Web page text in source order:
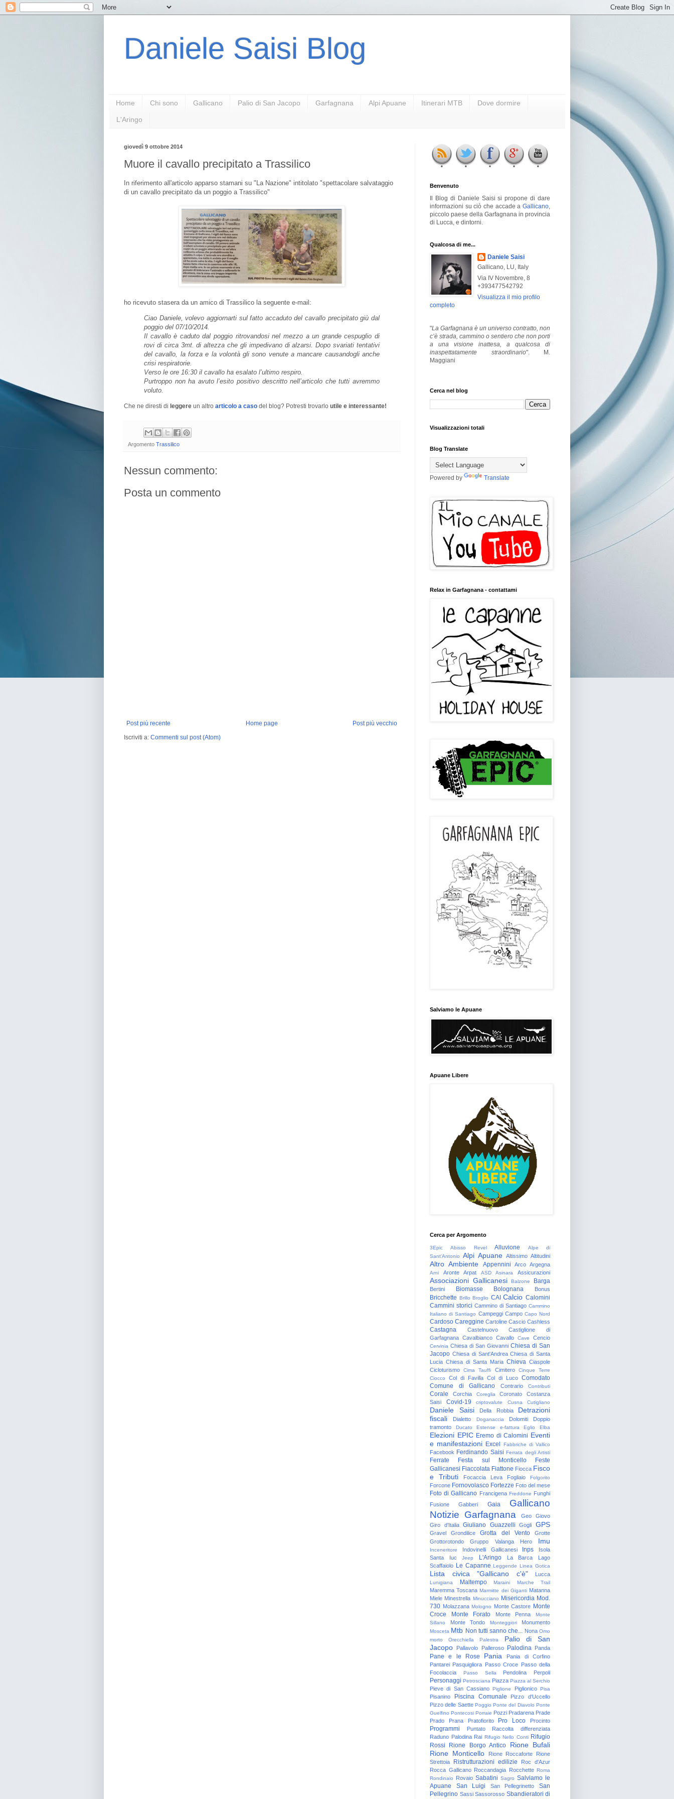
Daniele Saisi Blog
Home Chi sono Gallicano Palio di San Jacopo Garfagnana Alpi Apuane Itinerari MTB Dove dormire
L'Aringo
giovedì 9 ottobre 2014
Muore il cavallo precipitato a Trassilico
In riferimento all'articolo apparso stamani su "La Nazione" intitolato "spettacolare salvataggio
di un cavallo precipitato da un poggio a Trassilico"
ho ricevuto stasera da un amico di Trassilico la seguente e-mail:
Ciao Daniele, volevo aggiornarti sul fatto accaduto del cavallo precipitato giù dal
poggio del 07/10/2014.
Il cavallo è caduto dal poggio ritrovandosi nel mezzo a un grande cespuglio di
rovi di circa 3mt. di altezza che gli impedivano di alzarsi. Dopo svariati tentativi
del cavallo, la forza e la volontà gli sono venute a mancare causandogli anche
crisi respiratorie.
Verso le ore 16:30 il cavallo ha esalato l’ultimo respiro.
Purtroppo non ha avuto l’esito positivo descritto nell’articolo che tutti avremmo
voluto.
Che ne diresti di leggere un altro articolo a caso del blog? Potresti trovarlo utile e interessante!
Argomento Trassilico
Nessun commento:
Posta un commento
Post più recente Post più vecchio
Home page
Iscriviti a: Commenti sul post (Atom)
Benvenuto
Il Blog di Daniele Saisi si propone di dare
informazioni su ciò che accade a Gallicano
piccolo paese della Garfagnana in provincia
di Lucca, e dintorni.
Qualcosa di me...
Daniele Saisi
Gallicano, LU, Italy
Via IV Novembre, 8
+393477542792
Visualizza il mio profilo
completo
"La Garfagnana è un universo contratto, non
c’è strada, cammino o sentiero che non porti
a una visione inattesa, a qualcosa di
inaspettatamente straordinario". M.
Maggiani
Cerca nel blog
Visualizzazioni totali
Blog Translate
Powered by Translate
Relax in Garfagnana - contattami
Salviamo le Apuane
Apuane Libere
Cerca per Argomento
3Epic Abisso Revel Alluvione
Alpe di
Sant'Antonio
Alpi Apuane Altissimo Altitudini
Altro Ambiente Appennini Arco Argegna
Arni Aronte Arpat ASD Asinara Assicurazioni
Associazioni Gallicanesi Balzone Barga
Bertini Biomasse Bolognana Bonus
Bricchette Brillo Broglio CAI Calcio Calomini
Cammini storici Cammino di Santiago Cammino
Italiano di Santiago Campeggi Campo Capo Nord
Cardoso Careggine Cartoline Cascio Cashless
Castagna Castelnuovo
Castiglione di
Garfagnana Cavalbianco Cavallo Cave Cencio
Cervinia Chiesa di San Giovanni Chiesa di San
Jacopo Chiesa di Sant'Andrea Chiesa di Santa
Lucia Chiesa di Santa Maria Chieva Ciaspole
Cicloturismo
Cima Tauffi Cimitero
Cinque Terre
Ciocco
Col di Favilla Col di Luco Comodato
Comune di Gallicano
Contrario Contributi
Corale Corchia Coreglia Coronato
Costanza
Saisi
Covid-19 criptovalute Cusna Cutigliano
Daniele Saisi Della Robbia
Detrazioni
fiscali
Dialetto Doganaccia Dolomiti
Doppio
tramonto
Ducato Estense e-fattura Eglio Elba
Elezioni EPIC Eremo di Calomini Eventi
e manifestazioni Excel Fabbriche di Vallico
Facebook Ferdinando Saisi Ferrata degli Artisti
Ferrate Festa sul Monticello
Feste
Gallicanesi Fiaccolata Fiattone Fiocca Fisco
e Tributi
Focaccia Leva Fogliaio Folgorito
Forcone Fornovolasco Fortezze Foto del mese
Foto di Gallicano Francigena Freddone Funghi
Fusione
Gabberi Gaia
Gallicano
Notizie Garfagnana Geo
Giovo
Giro d'Italia
Giuliano Guazzelli Gogli GPS
Gravel Grondilice Grotta del Vento
Grotte
Grottorotondo
Gruppo Valanga Hero Imu
Inceneritore Indovinelli Gallicanesi Inps
Isola
Santa
Iuc Jeep L'Aringo La Barca
Lago
Scaffaiolo Le Capanne Leggende Linea Gotica
Lista civica "Gallicano c'è" Lucca
Lunigiana Maltempo Maraini Marche Trail
Maremma Toscana Marmitte dei Giganti Matanna
Miele Minestrella Minucciano Misericordia Mod.
730 Molazzana Mologno Monte Castore Monte
Croce
Monte Forato Monte Penna
Monte
Sillano
Monte Tondo Monteggiori Monumento
Mosceta Mtb Non tutti sanno che... Nona Omo
morto
Orecchiella Palestra
Palio di San
Jacopo
Pallavolo Palleroso Palodina Panda
Pane e le Rose Pania
Pania di Corfino
Pantarei Pasquigliora Passo Croce Passo della
Focolaccia
Passo Sella Pendolina Perpoli
Personaggi Petrosciana Piazza Piazza al Serchio
Pieve di San Cassiano Piglione Piglionico Pisa
Pisanino Piscina Comunale
Pizzo d'Uccello
Pizzo delle Saette Poggio Ponte del Diavolo Ponte
Guelfino Pontecosi Porraie Pozzi Pradarena Prade
Prado
Prana Pratofiorito Pro Loco Procinto
Programmi Puntato
Raccolta differenziata
Raduno Palodina Rai Rifugio Nello Conti Rifugio
Rossi
Rione Borgo Antico
Rione Bufali
Rione Monticello
Rione Roccaforte
Rione
Strettoia
Ristrutturazioni edilizie
Roc d'Azur
Rocca Gallicano Roccandagia Rocchette Roma
Rondinaio
Rovaio Sabatini Sagro Salviamo le
Apuane
San Luigi San Pellegrinetto
San
Pellegrino Sassi Sassorosso Sbandieratori di